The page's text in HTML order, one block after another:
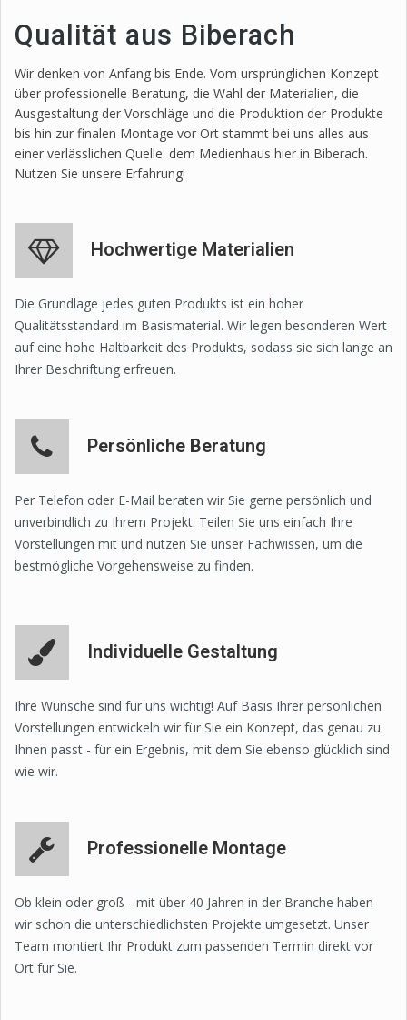
Qualität aus Biberach
Wir denken von Anfang bis Ende. Vom ursprünglichen Konzept
über professionelle Beratung, die Wahl der Materialien, die
Ausgestaltung der Vorschläge und die Produktion der Produkte
bis hin zur finalen Montage vor Ort stammt bei uns alles aus
einer verlässlichen Quelle: dem Medienhaus hier in Biberach.
Nutzen Sie unsere Erfahrung!
Hochwertige Materialien
Die Grundlage jedes guten Produkts ist ein hoher
Qualitätsstandard im Basismaterial. Wir legen besonderen Wert
auf eine hohe Haltbarkeit des Produkts, sodass sie sich lange an
Ihrer Beschriftung erfreuen.
Persönliche Beratung
Per Telefon oder E-Mail beraten wir Sie gerne persönlich und
unverbindlich zu Ihrem Projekt. Teilen Sie uns einfach Ihre
Vorstellungen mit und nutzen Sie unser Fachwissen, um die
bestmögliche Vorgehensweise zu finden.
Individuelle Gestaltung
Ihre Wünsche sind für uns wichtig! Auf Basis Ihrer persönlichen
Vorstellungen entwickeln wir für Sie ein Konzept, das genau zu
Ihnen passt - für ein Ergebnis, mit dem Sie ebenso glücklich sind
wie wir.
Professionelle Montage
Ob klein oder groß - mit über 40 Jahren in der Branche haben
wir schon die unterschiedlichsten Projekte umgesetzt. Unser
Team montiert Ihr Produkt zum passenden Termin direkt vor
Ort für Sie.